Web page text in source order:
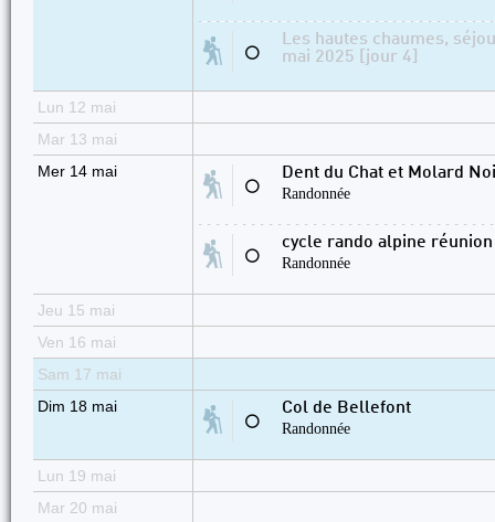
⚪
Les hautes chaumes,
mai 2025 [jour 4]
Lun 12 mai
Mar 13 mai
Mer 14 mai
⚪
Dent du Chat et Molard
Randonnée
⚪
cycle rando alpine
Randonnée
Jeu 15 mai
Ven 16 mai
Sam 17 mai
Dim 18 mai
⚪
Col de Bellefont
Randonnée
Lun 19 mai
Mar 20 mai